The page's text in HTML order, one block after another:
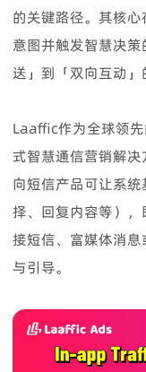
的关键路径。其核
意图并触发智慧决
送」到「双向互动」
Laaffic作为全球领
式智慧通信营销解
向短信产品可让系
择、回复内容等）
接短信、富媒体消
与引导。